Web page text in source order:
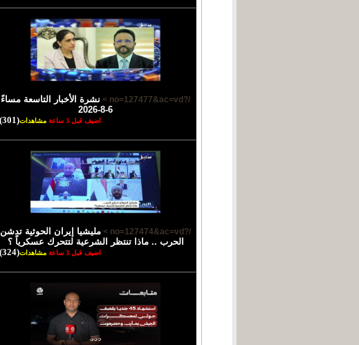
/?no=127477&ac=vd >
نشرة الأخبار التاسعة مساءً
6-8-2026
اضيف قبل 3 ساعة مشاهدات(301)
/?no=127474&ac=vd >
مليشيا إيران الحوثية تدشن
الحرب .. ماذا تنتظر الشرعية لتتحرك عسكرياً ؟
اضيف قبل 3 ساعة مشاهدات(324)